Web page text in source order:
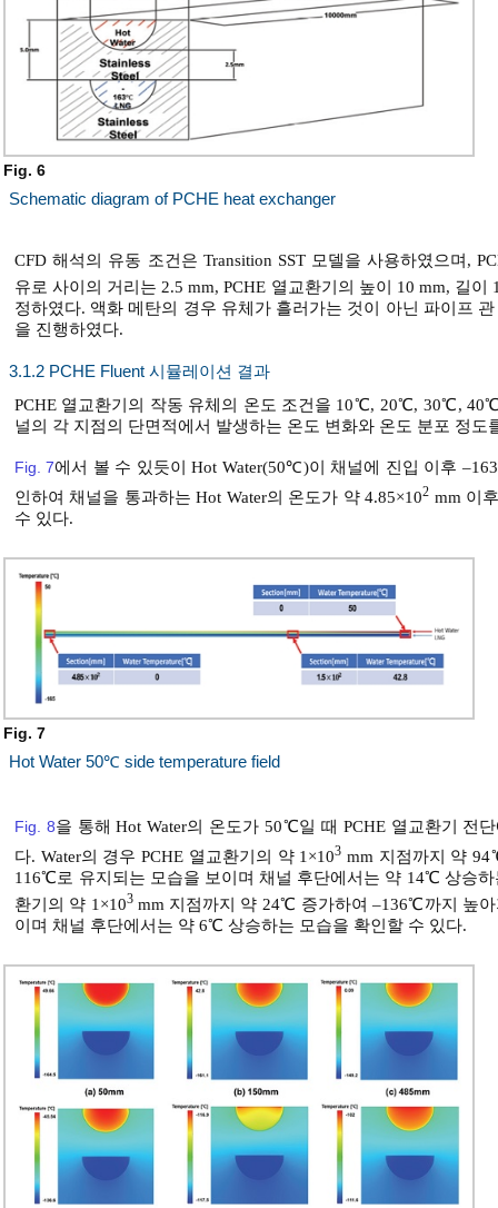
Fig. 6
Schematic diagram of PCHE heat exchanger
CFD 해석의 유동 조건은 Transition SST 모델을 사용하였으며,
유로 사이의 거리는 2.5 mm, PCHE 열교환기의 높이 10 mm, 길이
정하였다. 액화 메탄의 경우 유체가 흘러가는 것이 아닌 파이프
을 진행하였다.
3.1.2 PCHE Fluent 시뮬레이션 결과
PCHE 열교환기의 작동 유체의 온도 조건을 10℃, 20℃, 30℃,
널의 각 지점의 단면적에서 발생하는 온도 변화와 온도 분포 정도
Fig. 7에서 볼 수 있듯이 Hot Water(50℃)이 채널에 진입 이후
인하여 채널을 통과하는 Hot Water의 온도가 약 4.85×102 mm 이
수 있다.
Fig. 7
Hot Water 50℃ side temperature field
Fig. 8을 통해 Hot Water의 온도가 50℃일 때 PCHE 열교환기 전
다. Water의 경우 PCHE 열교환기의 약 1×103 mm 지점까지 약
116℃로 유지되는 모습을 보이며 채널 후단에서는 약 14℃ 상승
환기의 약 1×103mm 지점까지 약 24℃ 증가하여 –136℃까지 높아
이며 채널 후단에서는 약 6℃ 상승하는 모습을 확인할 수 있다.